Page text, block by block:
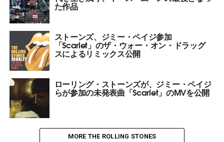
た作品
ストーンズ、ジミー・ペイジ参加
「Scarlet」のザ・ウォー・オン・ドラッグ
スによるリミックス公開
ローリング・ストーンズが、ジミー・ペイジ
らが参加の未発表曲「Scarlet」のMVを公開
MORE THE ROLLING STONES